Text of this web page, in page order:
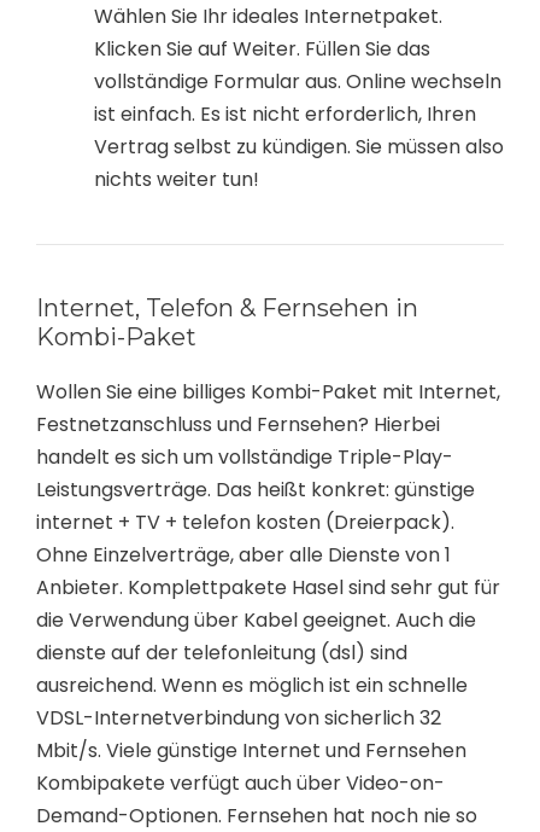
Wählen Sie Ihr ideales Internetpaket.
Klicken Sie auf Weiter. Füllen Sie das
vollständige Formular aus. Online wechseln
ist einfach. Es ist nicht erforderlich, Ihren
Vertrag selbst zu kündigen. Sie müssen also
nichts weiter tun!
Internet, Telefon & Fernsehen in
Kombi-Paket
Wollen Sie eine billiges Kombi-Paket mit Internet,
Festnetzanschluss und Fernsehen? Hierbei
handelt es sich um vollständige Triple-Play-
Leistungsverträge. Das heißt konkret: günstige
internet + TV + telefon kosten (Dreierpack).
Ohne Einzelverträge, aber alle Dienste von 1
Anbieter. Komplettpakete Hasel sind sehr gut für
die Verwendung über Kabel geeignet. Auch die
dienste auf der telefonleitung (dsl) sind
ausreichend. Wenn es möglich ist ein schnelle
VDSL-Internetverbindung von sicherlich 32
Mbit/s. Viele günstige Internet und Fernsehen
Kombipakete verfügt auch über Video-on-
Demand-Optionen. Fernsehen hat noch nie so